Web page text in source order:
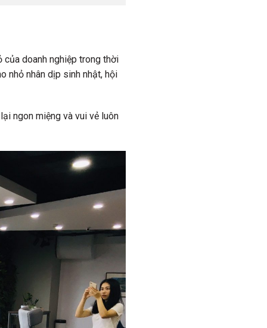
doanh nghiệp trong thời
nhỏ nhân dịp sinh nhật, hội
ngon miệng và vui vẻ luôn